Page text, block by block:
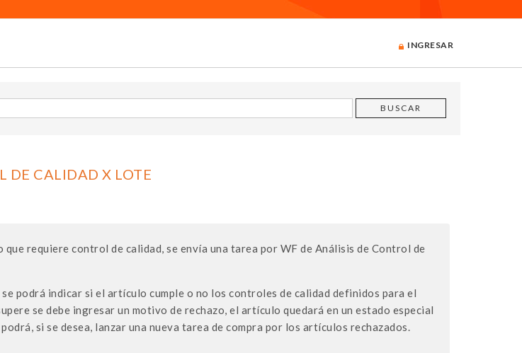
INGRESAR
DE CALIDAD X LOTE
requiere control de calidad, se envía una tarea por WF de Análisis de Control de
podrá indicar si el artículo cumple o no los controles de calidad definidos para el
se debe ingresar un motivo de rechazo, el artículo quedará en un estado especial
si se desea, lanzar una nueva tarea de compra por los artículos rechazados.